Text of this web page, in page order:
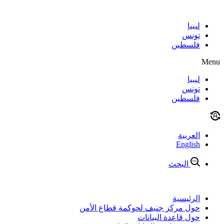
contentليبيا
تونس
فلسطين
Menu
ليبيا
تونس
فلسطين
العربية
English
البحث
الرئيسية
حول مركز جنيف لحوكمة قطاع الأمن
حول قاعدة البيانات